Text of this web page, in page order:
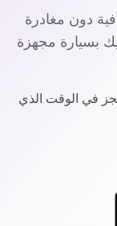
دون مغادرة
بسيارة مجهزة
في الوقت الذي